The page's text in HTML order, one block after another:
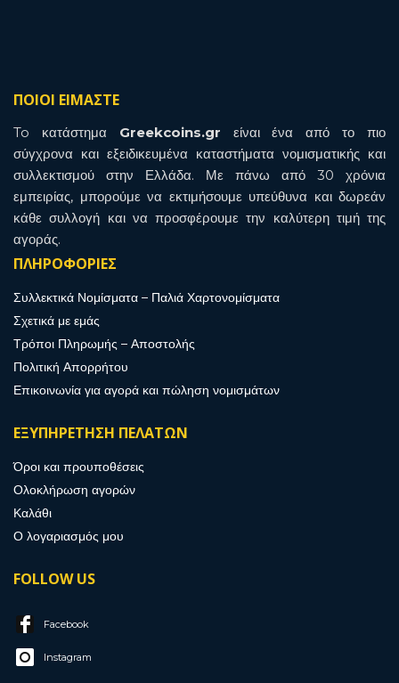
ΠΟΙΟΙ ΕΙΜΑΣΤΕ
To κατάστημα Greekcoins.gr είναι ένα από το πιο
σύγχρονα και εξειδικευμένα καταστήματα νομισματικής και
συλλεκτισμού στην Ελλάδα. Με πάνω από 30 χρόνια
εμπειρίας, μπορούμε να εκτιμήσουμε υπεύθυνα και δωρεάν
κάθε συλλογή και να προσφέρουμε την καλύτερη τιμή της
αγοράς.
ΠΛΗΡΟΦΟΡΙΕΣ
Συλλεκτικά Νομίσματα – Παλιά Χαρτονομίσματα
Σχετικά με εμάς
Τρόποι Πληρωμής – Αποστολής
Πολιτική Απορρήτου
Επικοινωνία για αγορά και πώληση νομισμάτων
ΕΞΥΠΗΡΕΤΗΣΗ ΠΕΛΑΤΩΝ
Όροι και προυποθέσεις
Ολοκλήρωση αγορών
Καλάθι
Ο λογαριασμός μου
FOLLOW US
Facebook
Instagram